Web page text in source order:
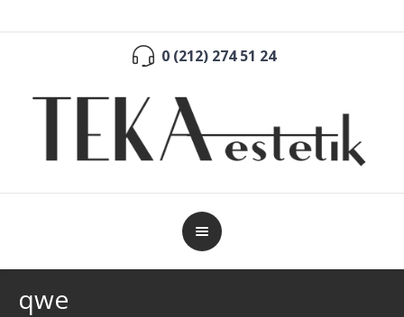
0 (212) 274 51 24
qwe